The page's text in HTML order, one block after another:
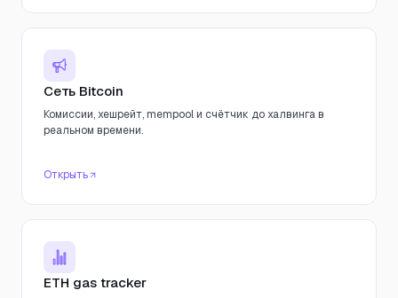
Сеть Bitcoin
Комиссии, хешрейт, mempool и счётчик до халвинга в
реальном времени.
Открыть
ETH gas tracker